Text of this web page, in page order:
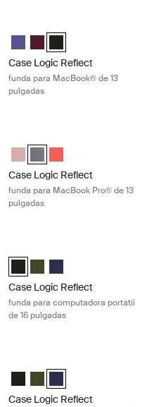
Case Logic Reflect 13"
Case Logic Reflect 13"
Case Logic Reflect
Case Logic Reflect
funda para MacBook® de 13
pulgadas
Case Logic Reflect 13"
Case Logic Reflect 13"
Case Logic Reflect
Case Logic Reflect
funda para MacBook Pro® de 13
pulgadas
Case Logic Reflect 16" Laptop
Case Logic Reflect 16"
Case Logic Reflect
Case Logic Reflect
funda para computadora portátil
de 16 pulgadas
Case Logic Reflect 16" Laptop
Case Logic Reflect 16"
Case Logic Reflect
Case Logic Reflect